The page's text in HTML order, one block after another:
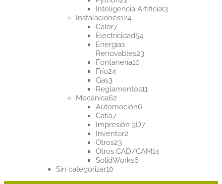
productos
Inteligencia Artificial33
Instalaciones124124
Calor77
productos
Electricidad5454
Energías
Renovables2323
Fontanería1010
Frío2424
Gas33
productos
Reglamentos1111
Mecánica6262
productos
Automoción66
Catia77
productos
Impresión 3D77
Inventor22
Otros2323
productos
Otros CAD/CAM1414
SolidWorks66
Sin categorizar1010